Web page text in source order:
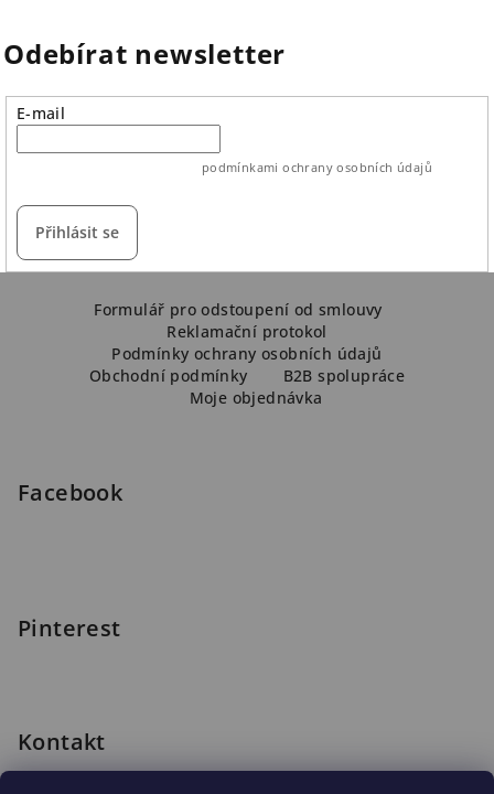
Odebírat newsletter
E-mail
podmínkami ochrany osobních údajů
Přihlásit se
Formulář pro odstoupení od smlouvy
Reklamační protokol
Podmínky ochrany osobních údajů
Obchodní podmínky
B2B spolupráce
Moje objednávka
Facebook
Pinterest
Kontakt